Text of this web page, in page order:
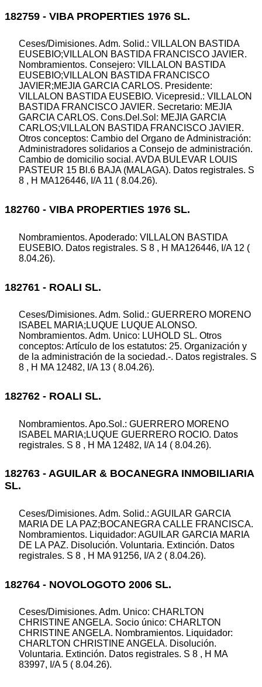
182759 - VIBA PROPERTIES 1976 SL.
Ceses/Dimisiones. Adm. Solid.: VILLALON BASTIDA
EUSEBIO;VILLALON BASTIDA FRANCISCO JAVIER.
Nombramientos. Consejero: VILLALON BASTIDA
EUSEBIO;VILLALON BASTIDA FRANCISCO
JAVIER;MEJIA GARCIA CARLOS. Presidente:
VILLALON BASTIDA EUSEBIO. Vicepresid.: VILLALON
BASTIDA FRANCISCO JAVIER. Secretario: MEJIA
GARCIA CARLOS. Cons.Del.Sol: MEJIA GARCIA
CARLOS;VILLALON BASTIDA FRANCISCO JAVIER.
Otros conceptos: Cambio del Organo de Administración:
Administradores solidarios a Consejo de administración.
Cambio de domicilio social. AVDA BULEVAR LOUIS
PASTEUR 15 Bl.6 BAJA (MALAGA). Datos registrales. S
8 , H MA126446, I/A 11 ( 8.04.26).
182760 - VIBA PROPERTIES 1976 SL.
Nombramientos. Apoderado: VILLALON BASTIDA
EUSEBIO. Datos registrales. S 8 , H MA126446, I/A 12 (
8.04.26).
182761 - ROALI SL.
Ceses/Dimisiones. Adm. Solid.: GUERRERO MORENO
ISABEL MARIA;LUQUE LUQUE ALONSO.
Nombramientos. Adm. Unico: LUHOLD SL. Otros
conceptos: Artículo de los estatutos: 25. Organización y
de la administración de la sociedad.-. Datos registrales. S
8 , H MA 12482, I/A 13 ( 8.04.26).
182762 - ROALI SL.
Nombramientos. Apo.Sol.: GUERRERO MORENO
ISABEL MARIA;LUQUE GUERRERO ROCIO. Datos
registrales. S 8 , H MA 12482, I/A 14 ( 8.04.26).
182763 - AGUILAR & BOCANEGRA INMOBILIARIA
SL.
Ceses/Dimisiones. Adm. Solid.: AGUILAR GARCIA
MARIA DE LA PAZ;BOCANEGRA CALLE FRANCISCA.
Nombramientos. Liquidador: AGUILAR GARCIA MARIA
DE LA PAZ. Disolución. Voluntaria. Extinción. Datos
registrales. S 8 , H MA 91256, I/A 2 ( 8.04.26).
182764 - NOVOLOGOTO 2006 SL.
Ceses/Dimisiones. Adm. Unico: CHARLTON
CHRISTINE ANGELA. Socio único: CHARLTON
CHRISTINE ANGELA. Nombramientos. Liquidador:
CHARLTON CHRISTINE ANGELA. Disolución.
Voluntaria. Extinción. Datos registrales. S 8 , H MA
83997, I/A 5 ( 8.04.26).